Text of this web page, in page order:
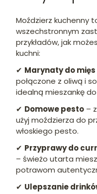
Moździerz kuchenny
wszechstronnym
przykładów, jak
kuchni:
✔ Marynaty do mięs
połączone z oliwą i
idealną mieszankę
✔ Domowe pesto –
użyj moździerza do
włoskiego pesto.
✔ Przyprawy do
– świeżo utarta
potrawom
✔ Ulepszanie